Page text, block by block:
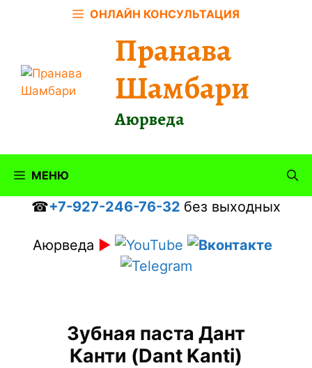
ОНЛАЙН КОНСУЛЬТАЦИЯ
Пранава
Шамбари
Аюрведа
МЕНЮ
☎+7-927-246-76-32 без выходных
Аюрведа ►
Зубная паста Дант
Канти (Dant Kanti)